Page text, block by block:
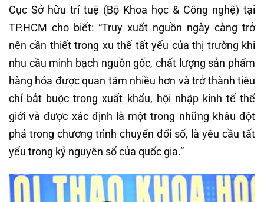
Cục Sở hữu trí tuệ (Bộ Khoa học & Công nghệ) tại
TP.HCM cho biết: “Truy xuất nguồn ngày càng trở
nên cần thiết trong xu thế tất yếu của thị trường khi
nhu cầu minh bạch nguồn gốc, chất lượng sản phẩm
hàng hóa được quan tâm nhiều hơn và trở thành tiêu
chí bắt buộc trong xuất khẩu, hội nhập kinh tế thế
giới và được xác định là một trong những khâu đột
phá trong chương trình chuyển đổi số, là yêu cầu tất
yếu trong kỷ nguyên số của quốc gia.”